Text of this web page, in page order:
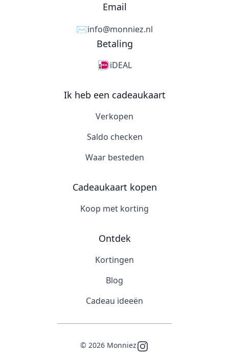
Email
✉️info@monniez.nl
Betaling
iDEAL
Ik heb een cadeaukaart
Verkopen
Saldo checken
Waar besteden
Cadeaukaart kopen
Koop met korting
Ontdek
Kortingen
Blog
Cadeau ideeën
© 2026 MonniezInstagram